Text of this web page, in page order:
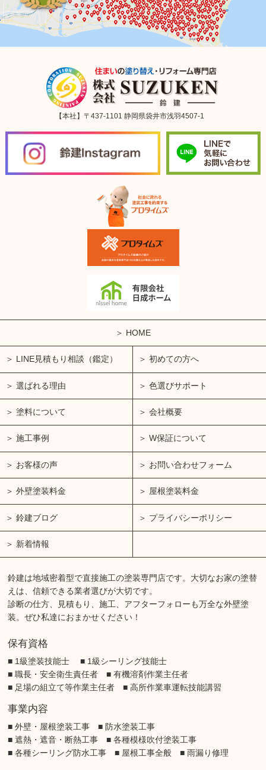
【本社】〒437-1101 静岡県袋井市浅羽4507-1
HOME
LINE見積もり相談（鑑定） 初めての方へ
選ばれる理由 色選びサポート
塗料について 会社概要
施工事例 W保証について
お客様の声 お問い合わせフォーム
外壁塗装料金 屋根塗装料金
鈴建ブログ プライバシーポリシー
新着情報
鈴建は地域密着型で直接施工の塗装専門店です。大切なお家の塗替
えは、信頼できる業者選びが大切です。
診断の仕方、見積もり、施工、アフターフォローも万全な外壁塗
装。ぜひ私達におまかせください！
保有資格
■ 1級塗装技能士 ■ 1級シーリング技能士
■ 職長・安全衛生責任者 ■ 有機溶剤作業主任者
■ 足場の組立て等作業主任者 ■ 高所作業車運転技能講習
事業内容
■ 外壁・屋根塗装工事 ■ 防水塗装工事
■ 遮熱・遮音・断熱工事 ■ 各種模様吹付塗装工事
■ 各種シーリング防水工事 ■ 屋根工事全般 ■ 雨漏り修理